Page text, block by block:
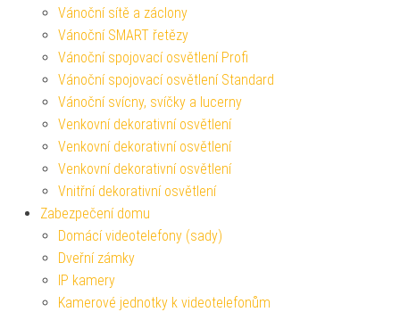
Vánoční sítě a záclony
Vánoční SMART řetězy
Vánoční spojovací osvětlení Profi
Vánoční spojovací osvětlení Standard
Vánoční svícny, svíčky a lucerny
Venkovní dekorativní osvětlení
Venkovní dekorativní osvětlení
Venkovní dekorativní osvětlení
Vnitřní dekorativní osvětlení
Zabezpečení domu
Domácí videotelefony (sady)
Dveřní zámky
IP kamery
Kamerové jednotky k videotelefonům